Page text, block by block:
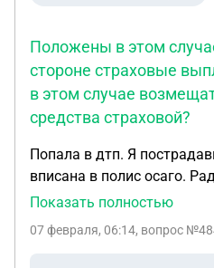
Положены в этом
стороне страховые
в этом случае
средства страховой?
Попала в дтп. Я
вписана в полис осаго.
владелец авто и
потерпевшей стороне
Показать полностью
07 февраля, 06:14, вопрос